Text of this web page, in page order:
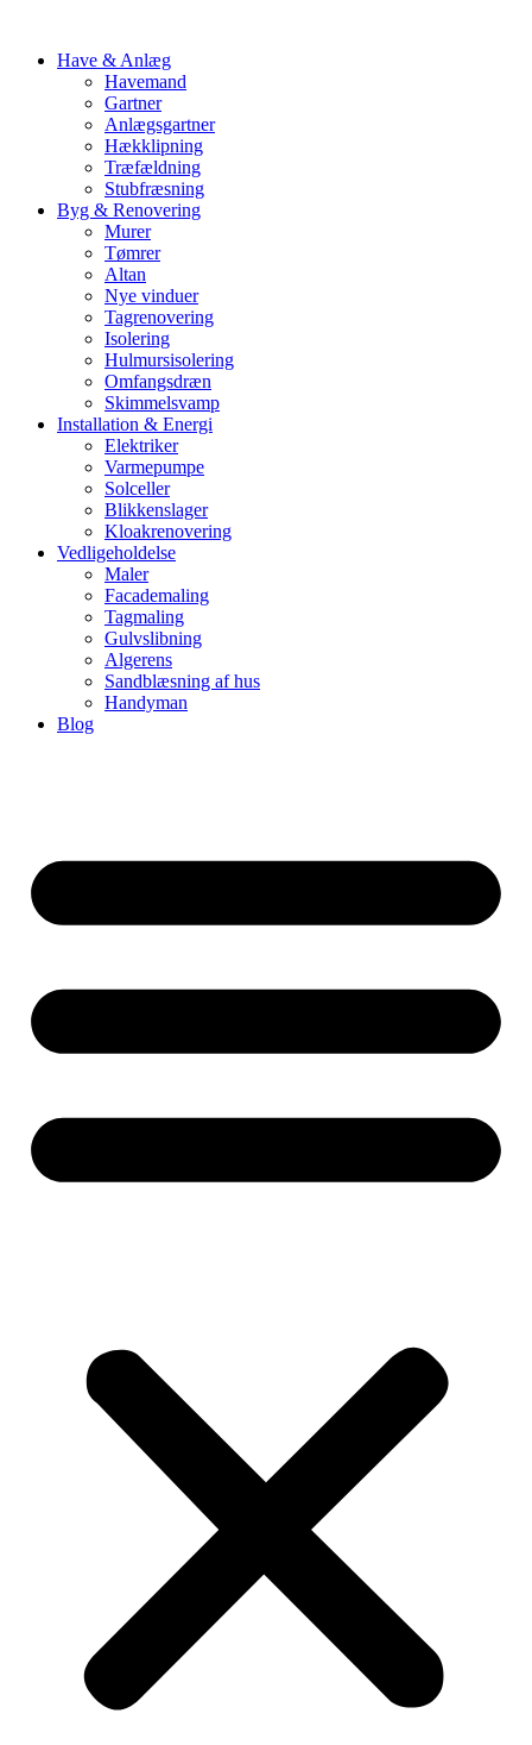
Have & Anlæg
Havemand
Gartner
Anlægsgartner
Hækklipning
Træfældning
Stubfræsning
Byg & Renovering
Murer
Tømrer
Altan
Nye vinduer
Tagrenovering
Isolering
Hulmursisolering
Omfangsdræn
Skimmelsvamp
Installation & Energi
Elektriker
Varmepumpe
Solceller
Blikkenslager
Kloakrenovering
Vedligeholdelse
Maler
Facademaling
Tagmaling
Gulvslibning
Algerens
Sandblæsning af hus
Handyman
Blog